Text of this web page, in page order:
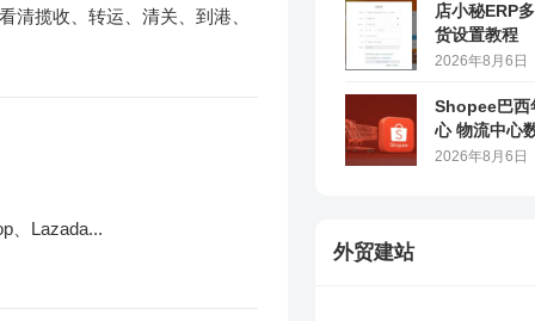
清揽收、转运、清关、到港、
、Lazada...
店小秘ERP
货设置教程
2026年8月6日
Shopee巴西
心 物流中心
2026年8月6日
外贸建站